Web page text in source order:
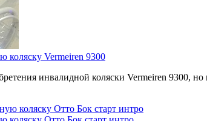
коляску Vermeiren 9300
инвалидной коляски Vermeiren 9300,